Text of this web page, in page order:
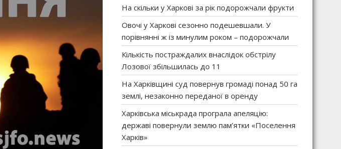
На скільки у Харкові за рік подорожчали фрукти
Овочі у Харкові сезонно подешевшали. У
порівнянні ж із минулим роком – подорожчали
Кількість постраждалих внаслідок обстрілу
Лозової збільшилась до 11
На Харківщині суд повернув громаді понад 50 га
землі, незаконно переданої в оренду
Харківська міськрада програла апеляцію:
державі повернули землю пам’ятки «Поселення
Харків»